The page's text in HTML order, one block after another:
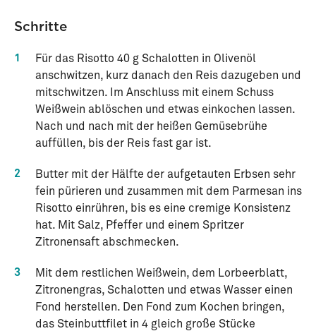
Schritte
1
Für das Risotto 40 g Schalotten in Olivenöl
anschwitzen, kurz danach den Reis dazugeben und
mitschwitzen. Im Anschluss mit einem Schuss
Weißwein ablöschen und etwas einkochen lassen.
Nach und nach mit der heißen Gemüsebrühe
auffüllen, bis der Reis fast gar ist.
2
Butter mit der Hälfte der aufgetauten Erbsen sehr
fein pürieren und zusammen mit dem Parmesan ins
Risotto einrühren, bis es eine cremige Konsistenz
hat. Mit Salz, Pfeffer und einem Spritzer
Zitronensaft abschmecken.
3
Mit dem restlichen Weißwein, dem Lorbeerblatt,
Zitronengras, Schalotten und etwas Wasser einen
Fond herstellen. Den Fond zum Kochen bringen,
das Steinbuttfilet in 4 gleich große Stücke